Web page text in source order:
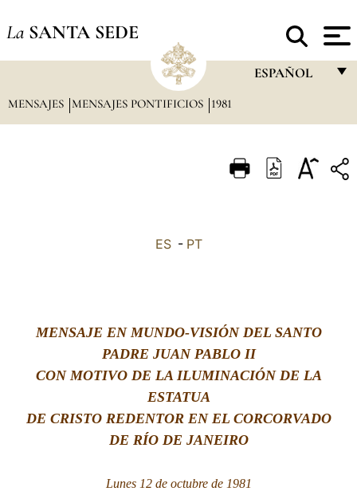
La SANTA SEDE
ESPAÑOL
ITALIANO
中文
LATINE
MENSAJES MENSAJES PONTIFICIOS 1981
ES- PT
MENSAJE EN MUNDO-VISIÓN DEL SANTO
PADRE JUAN PABLO II
CON MOTIVO DE LA ILUMINACIÓN DE LA
ESTATUA
DE CRISTO REDENTOR EN EL CORCORVADO
DE RÍO DE JANEIRO
Lunes 12 de octubre de 1981